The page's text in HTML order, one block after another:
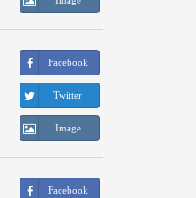
Facebook
Twitter
Image
Facebook